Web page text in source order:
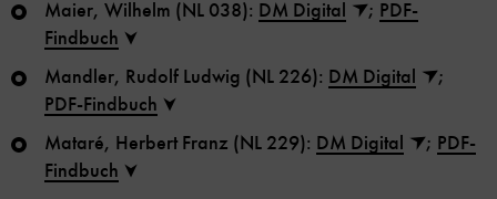
Maier, Wilhelm (NL 038): DM Digital ; PDF-
Findbuch
Mandler, Rudolf Ludwig (NL 226): DM Digital
;
PDF-Findbuch
Mataré, Herbert Franz (NL 229): DM Digital ; PDF-
Findbuch